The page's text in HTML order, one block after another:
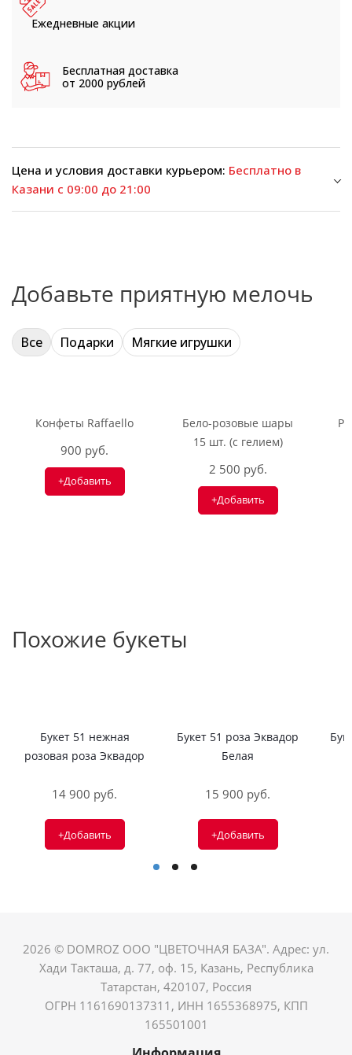
Ежедневные акции
Бесплатная доставка
от 2000 рублей
Цена и условия доставки курьером: Бесплатно в
Казани с 09:00 до 21:00
Добавьте приятную мелочь
Все Подарки Мягкие игрушки
Конфеты Raffaello
900 руб.
+Добавить
Бело-розовые шары
15 шт. (с гелием)
2 500 руб.
+Добавить
Похожие букеты
Букет 51 нежная
розовая роза Эквадор
14 900 руб.
+Добавить
Букет 51 роза Эквадор
Белая
15 900 руб.
+Добавить
2026 © DOMROZ ООО "ЦВЕТОЧНАЯ БАЗА". Адрес: ул.
Хади Такташа, д. 77, оф. 15, Казань, Республика
Татарстан, 420107, Россия
ОГРН 1161690137311, ИНН 1655368975, КПП
165501001